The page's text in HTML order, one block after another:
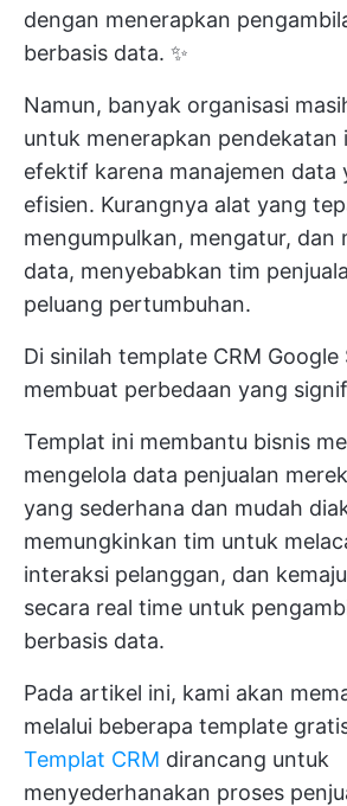
dengan menerapkan
berbasis data. ✨
Namun, banyak organisasi
untuk menerapkan pendekatan
efektif karena manajemen data
efisien. Kurangnya alat yang
mengumpulkan, mengatur, dan
data, menyebabkan tim
peluang pertumbuhan.
Di sinilah template CRM Google
membuat perbedaan yang
Templat ini membantu bisnis
mengelola data penjualan
yang sederhana dan mudah
memungkinkan tim untuk
interaksi pelanggan, dan
secara real time untuk
berbasis data.
Pada artikel ini, kami akan
melalui beberapa template
Templat CRM dirancang untuk
menyederhanakan proses